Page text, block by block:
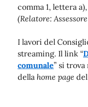
comma 1, lettera
(Relatore:
I lavori del
streaming. Il link “
comunale” si
della home page